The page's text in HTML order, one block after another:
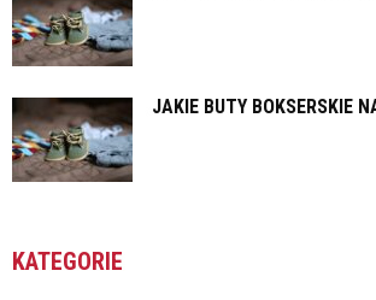
JAKIE BUTY BOKSERSKIE
KATEGORIE